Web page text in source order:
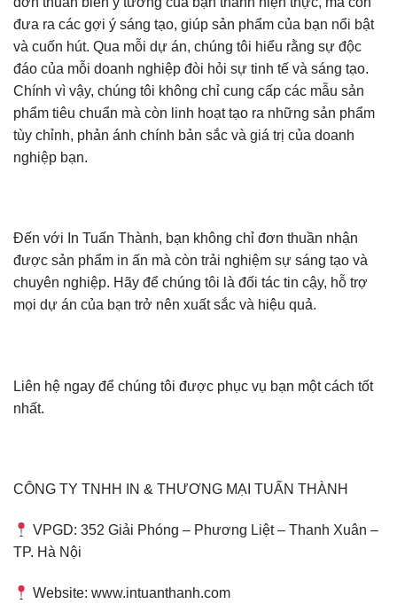
đưa ra các gợi ý sáng tạo, giúp sản phẩm của bạn nổi bật
và cuốn hút. Qua mỗi dự án, chúng tôi hiểu rằng sự độc
đáo của mỗi doanh nghiệp đòi hỏi sự tinh tế và sáng tạo.
Chính vì vậy, chúng tôi không chỉ cung cấp các mẫu sản
phẩm tiêu chuẩn mà còn linh hoạt tạo ra những sản phẩm
tùy chỉnh, phản ánh chính bản sắc và giá trị của doanh
nghiệp bạn.
Đến với In Tuấn Thành, bạn không chỉ đơn thuần nhận
được sản phẩm in ấn mà còn trải nghiệm sự sáng tạo và
chuyên nghiệp. Hãy để chúng tôi là đối tác tin cậy, hỗ trợ
mọi dự án của bạn trở nên xuất sắc và hiệu quả.
Liên hệ ngay để chúng tôi được phục vụ bạn một cách tốt
nhất.
CÔNG TY TNHH IN & THƯƠNG MẠI TUẤN THÀNH
VPGD: 352 Giải Phóng – Phương Liệt – Thanh Xuân –
TP. Hà Nội
Website: www.intuanthanh.com